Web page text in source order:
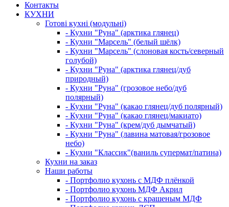
Контакты
КУХНИ
Готові кухні (модульні)
- Кухни "Руна" (арктика глянец)
- Кухни "Марсель" (белый шёлк)
- Кухни "Марсель" (слоновая кость/северный
голубой)
- Кухни "Руна" (арктика глянец/дуб
природный)
- Кухни "Руна" (грозовое небо/дуб
полярный)
- Кухни "Руна" (какао глянец/дуб полярный)
- Кухни "Руна" (какао глянец/макиато)
- Кухни "Руна" (крем/дуб дымчатый)
- Кухни "Руна" (лавина матовая/грозовое
небо)
- Кухни "Классик"(ваниль супермат/патина)
Кухни на заказ
Наши работы
- Портфолио кухонь с МДФ плёнкой
- Портфолио кухонь МДФ Акрил
- Портфолио кухонь с крашеным МДФ